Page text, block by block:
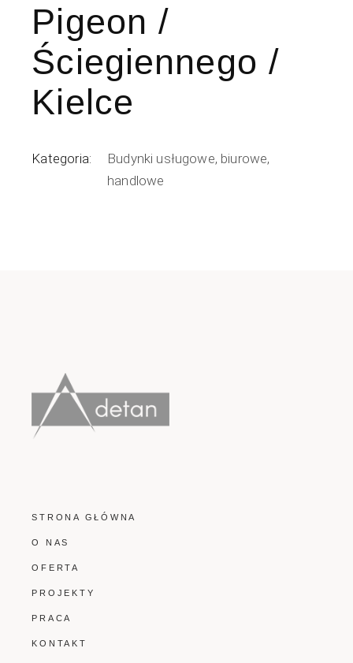
Pigeon /
Ściegiennego /
Kielce
Kategoria:
Budynki usługowe, biurowe,
handlowe
STRONA GŁÓWNA
O NAS
OFERTA
PROJEKTY
PRACA
KONTAKT